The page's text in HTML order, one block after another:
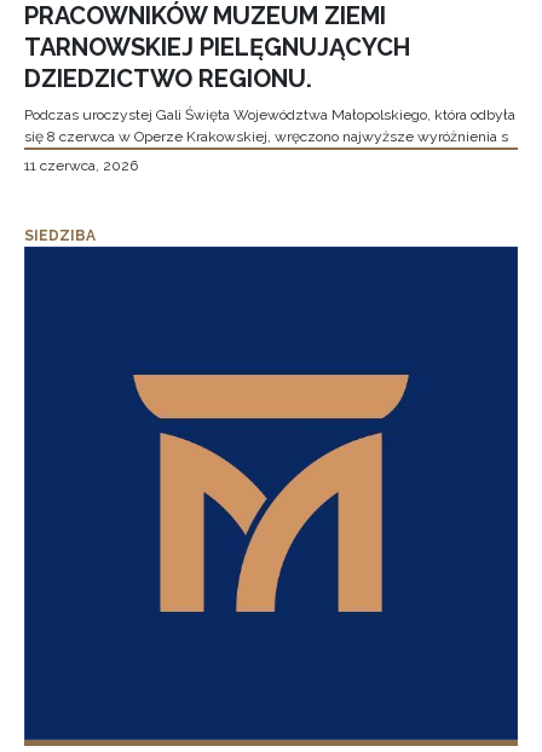
PRACOWNIKÓW MUZEUM ZIEMI
TARNOWSKIEJ PIELĘGNUJĄCYCH
DZIEDZICTWO REGIONU.
Podczas uroczystej Gali Święta Województwa Małopolskiego, która odbyła
się 8 czerwca w Operze Krakowskiej, wręczono najwyższe wyróżnienia s
11 czerwca, 2026
SIEDZIBA